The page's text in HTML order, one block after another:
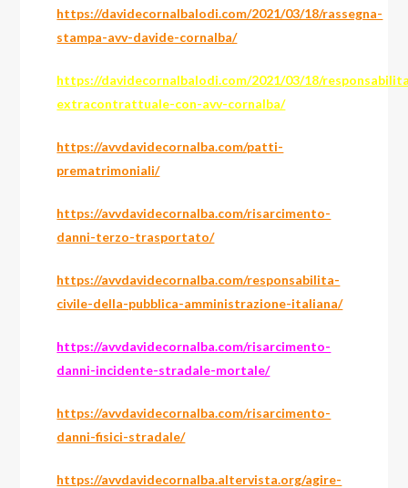
https://davidecornalbalodi.com/2021/03/18/rassegna-
stampa-avv-davide-cornalba/
https://davidecornalbalodi.com/2021/03/18/
extracontrattuale-con-avv-cornalba/
https://avvdavidecornalba.com/patti-
prematrimoniali/
https://avvdavidecornalba.com/risarcimento-
danni-terzo-trasportato/
https://avvdavidecornalba.com/responsabilita-
civile-della-pubblica-amministrazione-italiana/
https://avvdavidecornalba.com/risarcimento-
danni-incidente-stradale-mortale/
https://avvdavidecornalba.com/risarcimento-
danni-fisici-stradale/
https://avvdavidecornalba.altervista.org/agire-